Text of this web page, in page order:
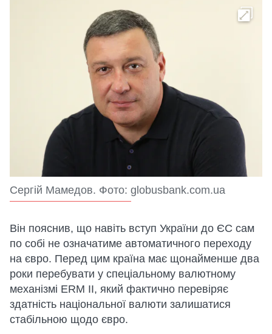
Сергій Мамедов. Фото: globusbank.com.ua
Він пояснив, що навіть вступ України до ЄС сам
по собі не означатиме автоматичного переходу
на євро. Перед цим країна має щонайменше два
роки перебувати у спеціальному валютному
механізмі ERM II, який фактично перевіряє
здатність національної валюти залишатися
стабільною щодо євро.